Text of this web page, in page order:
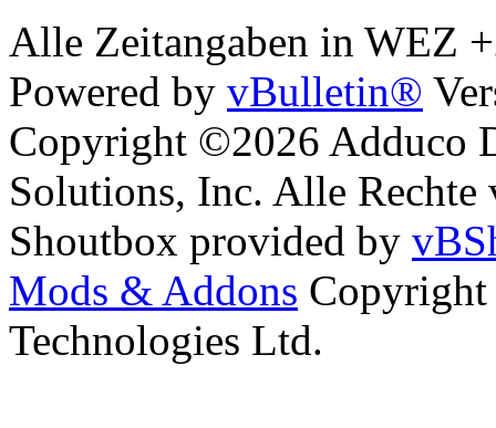
Alle Zeitangaben in WEZ
Powered by vBulletin®
Copyright ©2026 Adduco
Solutions, Inc. Alle Rechte
Shoutbox provided by
Mods & Addons
Technologies Ltd.